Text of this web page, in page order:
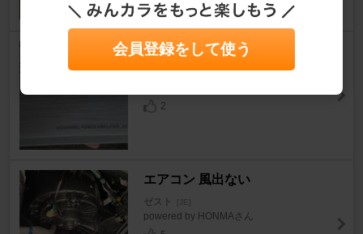
8
PHASS AP4.50
ゼスト [JE]
2
エアコン 風出ない
ゼスト [JE]
powered by HONMAさん
会員登録をして使う